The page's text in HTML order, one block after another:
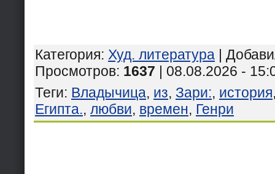
Категория: Худ. литература |
Просмотров: 1637 | 08.08.2026 -
Теги: Владычица, из, Зари:, история
Египта., любви, времен, Генри